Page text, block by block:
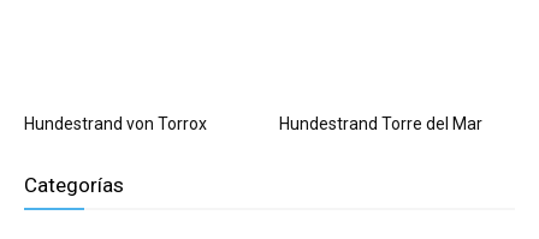
Hundestrand von Torrox Hundestrand Torre del Mar
Categorías